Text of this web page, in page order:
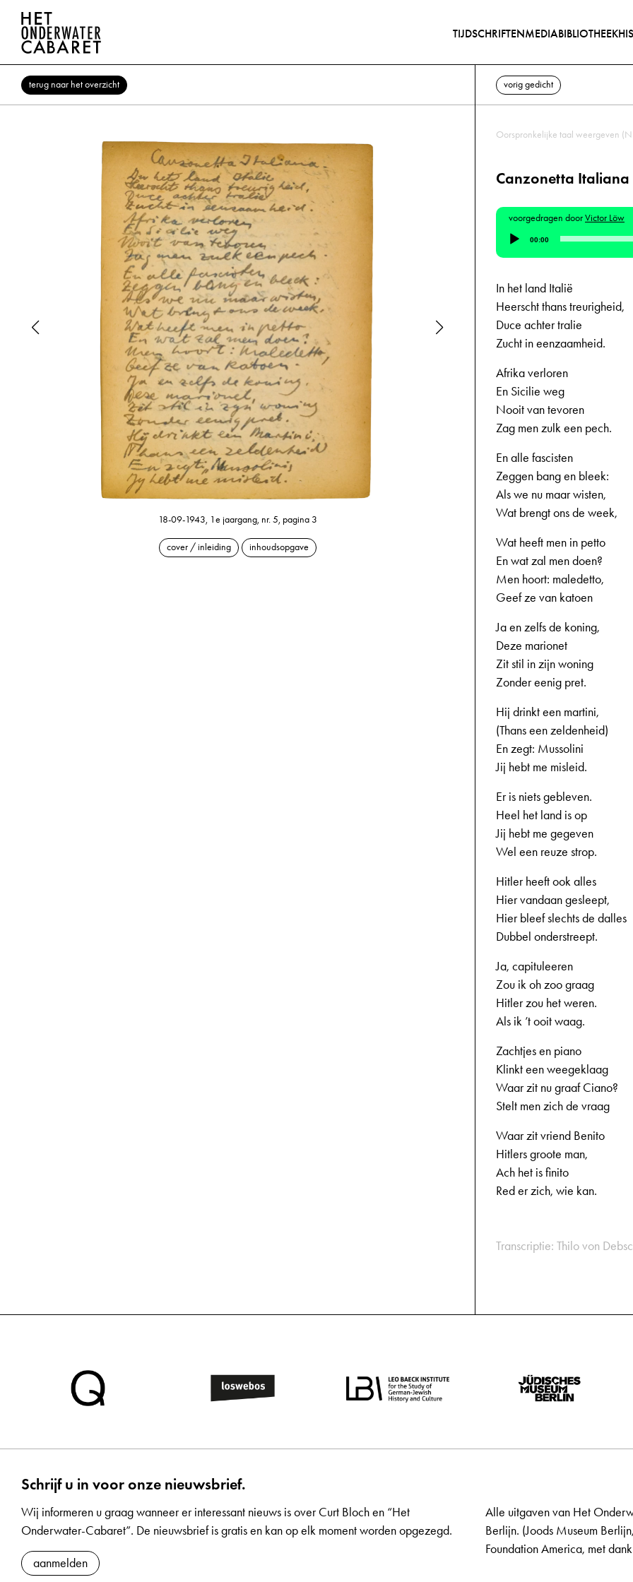
TIJDSCHRIFTENMEDIABIBLIOTHEEK
terug naar het overzicht
18-09-1943, 1e jaargang, nr. 5, pagina 3 18-09-
cover / inleiding inhoudsopgave
vorig gedicht
Oorspronkelijke taal weergeven
Canzonetta Italiana
voorgedragen doorVictor Löw
Audiospeler
00:00
In het land Italië
Heerscht thans treurigheid,
Duce achter tralie
Zucht in eenzaamheid.
Afrika verloren
En Sicilie weg
Nooit van tevoren
Zag men zulk een pech.
En alle fascisten
Zeggen bang en bleek:
Als we nu maar wisten,
Wat brengt ons de week,
Wat heeft men in petto
En wat zal men doen?
Men hoort: maledetto,
Geef ze van katoen
Ja en zelfs de koning,
Deze marionet
Zit stil in zijn woning
Zonder eenig pret.
Hij drinkt een martini,
(Thans een zeldenheid)
En zegt: Mussolini
Jij hebt me misleid.
Er is niets gebleven.
Heel het land is op
Jij hebt me gegeven
Wel een reuze strop.
Hitler heeft ook alles
Hier vandaan gesleept,
Hier bleef slechts de dalles
Dubbel onderstreept.
Ja, capituleeren
Zou ik oh zoo graag
Hitler zou het weren.
Als ik ’t ooit waag.
Zachtjes en piano
Klinkt een weegeklaag
Waar zit nu graaf Ciano?
Stelt men zich de vraag
Waar zit vriend Benito
Hitlers groote man,
Ach het is finito
Red er zich, wie kan.
Transcriptie: Thilo von
Schrijf u in voor onze nieuwsbrief.
Wij informeren u graag wanneer er interessant nieuws is over Curt Bloch en “Het
Onderwater-Cabaret”. De nieuwsbrief is gratis en kan op elk moment worden opgezegd.
aanmelden
Alle uitgaven van Het
Berlijn. (Joods Museum
Foundation America, met